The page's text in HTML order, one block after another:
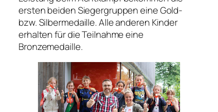
ersten beiden Siegergruppen eine Gold-
bzw. Silbermedaille. Alle anderen Kinder
erhalten für die Teilnahme eine
Bronzemedaille.